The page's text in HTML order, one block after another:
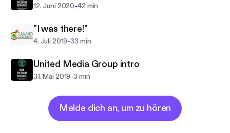
12. Juni 2020-42 min
"I was there!"
4. Juli 2019-33 min
United Media Group intro
31. Mai 2019-3 min
Melde dich an, um zu hören